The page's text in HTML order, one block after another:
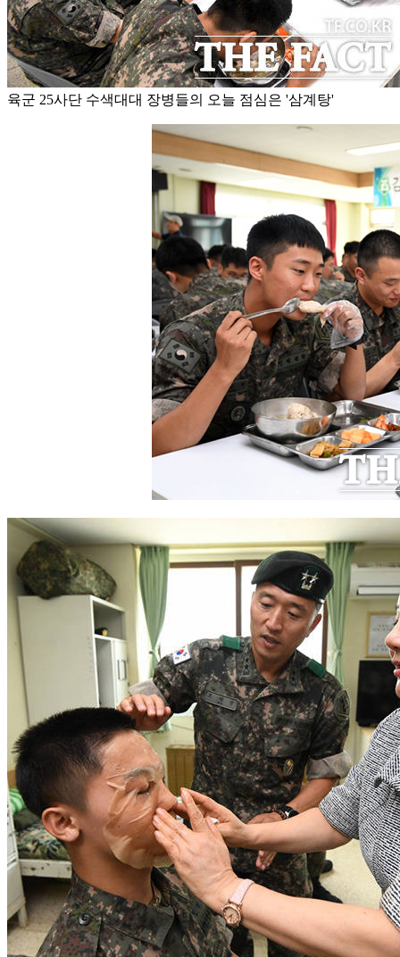
육군 25사단 수색대대 장병들의 오늘 점심은 '삼계탕'